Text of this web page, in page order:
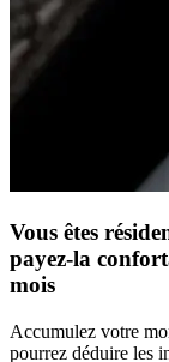
Vous êtes
payez-la
mois
Accumulez votre
pourrez déduire les